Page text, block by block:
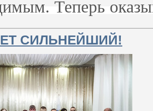
Теперь
СИЛЬНЕЙШИЙ!